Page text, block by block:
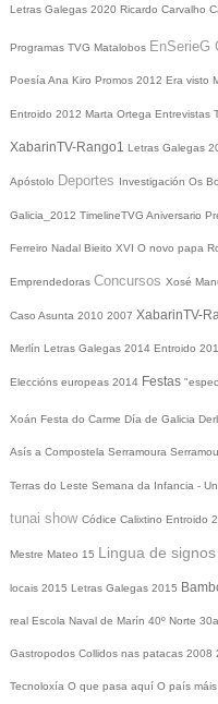
Letras Galegas 2020 Ricardo Carvalho
Programas TVG Matalobos EnSerieG
Poesía Ana Kiro Promos 2012 Era visto
Entroido 2012 Marta Ortega Entrevistas
XabarinTV-Rango1 Letras Galegas
Apóstolo Deportes Investigación Os
Galicia_2012 TimelineTVG Aniversario
Ferreiro Nadal Bieito XVI O novo papa
Emprendedoras Concursos Xosé
Caso Asunta 2010 2007 XabarinTV-
Merlín Letras Galegas 2014 Entroido
Eleccións europeas 2014 Festas
Xoán Festa do Carme Día de Galicia
Asís a Compostela Serramoura
Terras do Leste Semana da Infancia -
tunai show Códice Calixtino Entroido
Mestre Mateo 15 Lingua de signos
locais 2015 Letras Galegas 2015
real Escola Naval de Marín 40º Norte
Gastropodos Collidos nas patacas 2008
Tecnoloxía O que pasa aquí O país